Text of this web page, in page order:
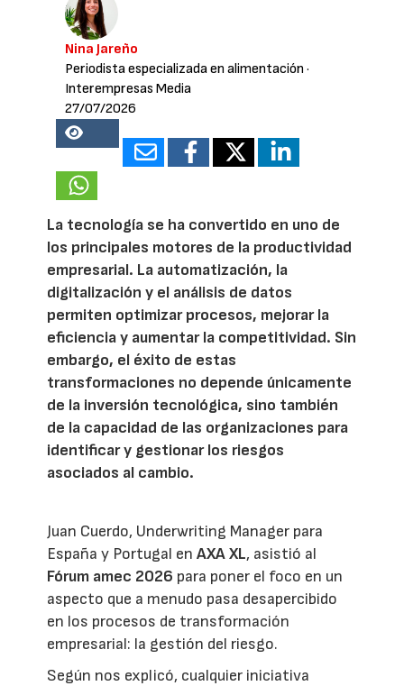
Nina Jareño
Periodista especializada en alimentación ·
Interempresas Media
27/07/2026
18153
La tecnología se ha convertido en uno de
los principales motores de la productividad
empresarial. La automatización, la
digitalización y el análisis de datos
permiten optimizar procesos, mejorar la
eficiencia y aumentar la competitividad. Sin
embargo, el éxito de estas
transformaciones no depende únicamente
de la inversión tecnológica, sino también
de la capacidad de las organizaciones para
identificar y gestionar los riesgos
asociados al cambio.
Juan Cuerdo, Underwriting Manager para
España y Portugal enAXA XL, asistió al
Fórum amec 2026 para poner el foco en un
aspecto que a menudo pasa desapercibido
en los procesos de transformación
empresarial: la gestión del riesgo.
Según nos explicó, cualquier iniciativa